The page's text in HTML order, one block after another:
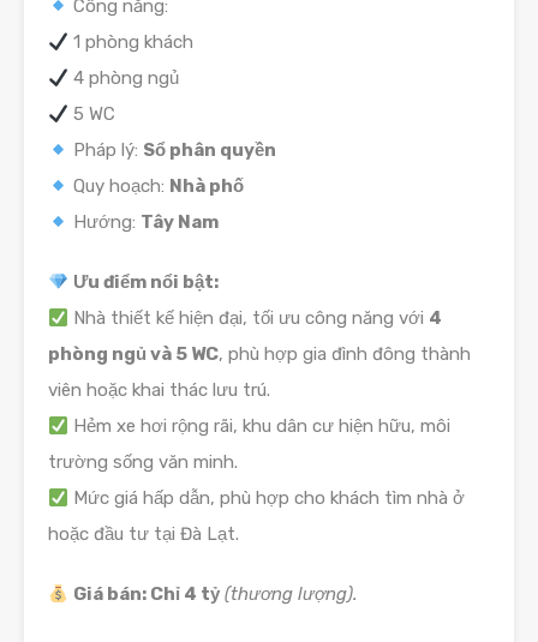
Công năng:
1 phòng khách
4 phòng ngủ
5 WC
Pháp lý: Sổ phân quyền
Quy hoạch: Nhà phố
Hướng: Tây Nam
Ưu điểm nổi bật:
Nhà thiết kế hiện đại, tối ưu công năng với 4
phòng ngủ và 5 WC, phù hợp gia đình đông thành
viên hoặc khai thác lưu trú.
Hẻm xe hơi rộng rãi, khu dân cư hiện hữu, môi
trường sống văn minh.
Mức giá hấp dẫn, phù hợp cho khách tìm nhà ở
hoặc đầu tư tại Đà Lạt.
Giá bán: Chỉ 4 tỷ (thương lượng).